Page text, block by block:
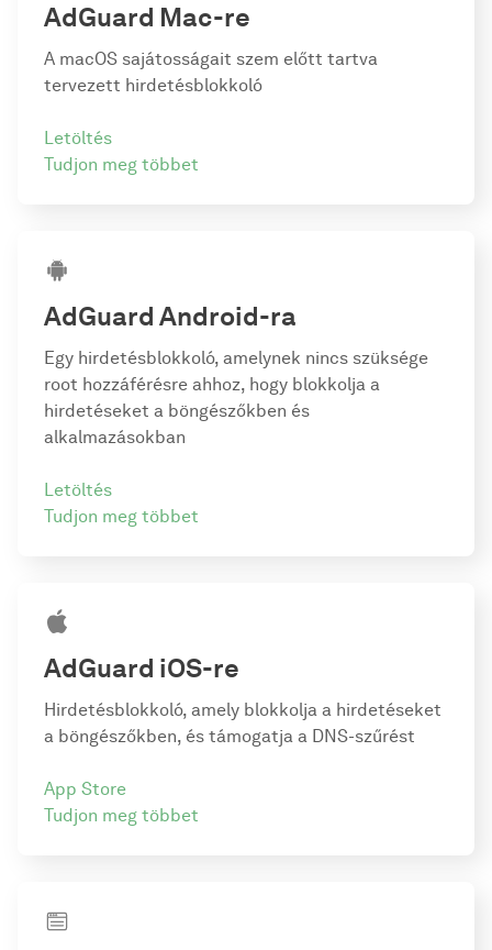
AdGuard Mac-re
A macOS sajátosságait szem előtt tartva
tervezett hirdetésblokkoló
Tudjon meg többet
Letöltés
AdGuard Android-ra
Egy hirdetésblokkoló, amelynek nincs szüksége
root hozzáférésre ahhoz, hogy blokkolja a
hirdetéseket a böngészőkben és
alkalmazásokban
Tudjon meg többet
Letöltés
AdGuard iOS-re
Hirdetésblokkoló, amely blokkolja a hirdetéseket
a böngészőkben, és támogatja a DNS-szűrést
Tudjon meg többet
App Store